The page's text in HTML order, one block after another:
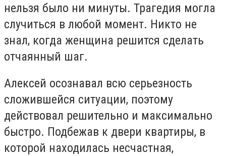
нельзя было ни минуты. Трагедия могла
случиться в любой момент. Никто не
знал, когда женщина решится сделать
отчаянный шаг.
Алексей осознавал всю серьезность
сложившейся ситуации, поэтому
действовал решительно и максимально
быстро. Подбежав к двери квартиры, в
которой находилась несчастная,